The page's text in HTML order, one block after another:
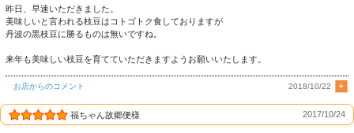
昨日、早速いただきました。
美味しいと言われる枝豆はコトゴトク食しておりますが
丹波の黒枝豆に勝るものは無いですね。
来年も美味しい枝豆を育てていただきますようお願いいたします。
お店からのコメント 2018/10/22
福ちゃん故郷便様 2017/10/24